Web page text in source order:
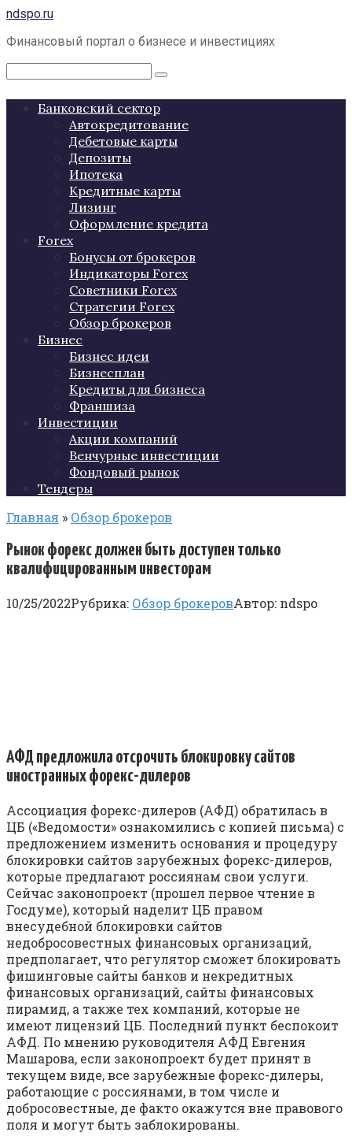
Перейти
контенту
ndspo.ru
Финансовый портал о бизнесе и инвестициях
Поиск:
Банковский сектор
Автокредитование
Дебетовые карты
Депозиты
Ипотека
Кредитные карты
Лизинг
Оформление кредита
Forex
Бонусы от брокеров
Индикаторы Forex
Советники Forex
Стратегии Forex
Обзор брокеров
Бизнес
Бизнес идеи
Бизнесплан
Кредиты для бизнеса
Франшиза
Инвестиции
Акции компаний
Венчурные инвестиции
Фондовый рынок
Тендеры
Главная » Обзор брокеров
Рынок форекс должен быть доступен только
квалифицированным инвесторам
10/25/2022Рубрика: Обзор брокеровАвтор: ndspo
АФД предложила отсрочить блокировку сайтов
иностранных форекс-дилеров
Ассоциация форекс-дилеров (АФД) обратилась в
ЦБ («Ведомости» ознакомились с копией письма) с
предложением изменить основания и процедуру
блокировки сайтов зарубежных форекс-дилеров,
которые предлагают россиянам свои услуги.
Сейчас законопроект (прошел первое чтение в
Госдуме), который наделит ЦБ правом
внесудебной блокировки сайтов
недобросовестных финансовых организаций,
предполагает, что регулятор сможет блокировать
фишинговые сайты банков и некредитных
финансовых организаций, сайты финансовых
пирамид, а также тех компаний, которые не
имеют лицензий ЦБ. Последний пункт беспокоит
АФД. По мнению руководителя АФД Евгения
Машарова, если законопроект будет принят в
текущем виде, все зарубежные форекс-дилеры,
работающие с россиянами, в том числе и
добросовестные, де факто окажутся вне правового
поля и могут быть заблокированы.